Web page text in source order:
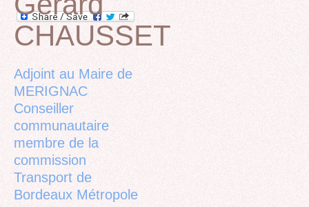
Back
to
CHAUSSET
Adjoint au Maire de
MERIGNAC
Conseiller
communautaire
membre de la
commission
Transport de
Bordeaux Métropole